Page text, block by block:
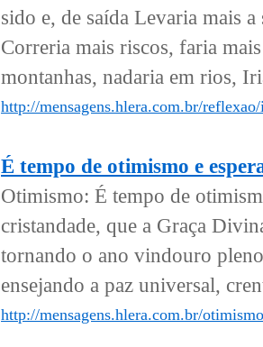
sido e, de saída Levaria mais
Correria mais riscos, faria
montanhas, nadaria em rios,
http://mensagens.hlera.com.br/
É tempo de otimismo e
Otimismo: É tempo de
cristandade, que a Graça
tornando o ano vindouro
ensejando a paz universal,
http://mensagens.hlera.com.br/